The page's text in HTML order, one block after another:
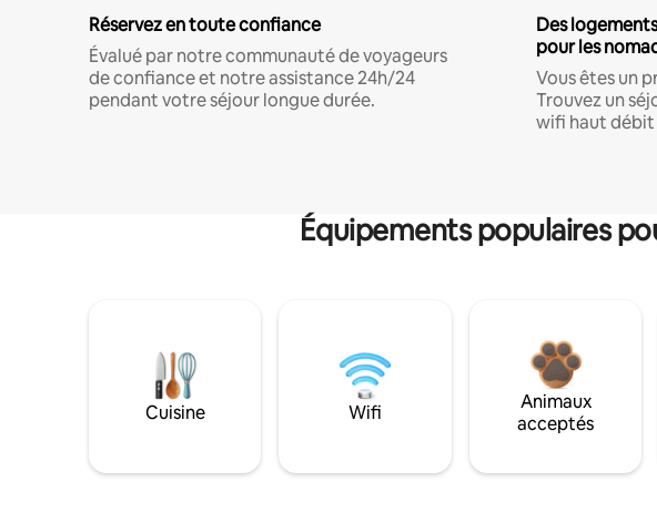
Réservez en toute confiance
Évalué par notre communauté de voyageurs
de confiance et notre assistance 24h/24
pendant votre séjour longue durée.
Des
pour les
Vous êtes un
Trouvez un
wifi haut débit
Équipements populaires
Cuisine Wifi
Animaux
acceptés